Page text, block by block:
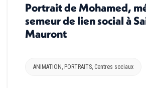
Portrait de Mohamed,
semeur de lien social à
Mauront
ANIMATION , PORTRAITS, Centres sociaux